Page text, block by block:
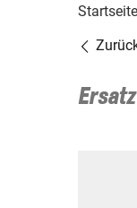
Startseite